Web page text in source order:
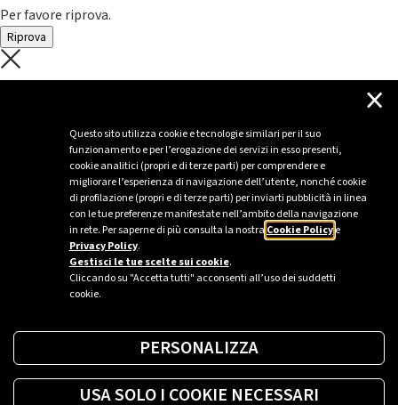
Questo sito utilizza cookie e tecnologie similari per il suo
funzionamento e per l’erogazione dei servizi in esso presenti,
cookie analitici (propri e di terze parti) per comprendere e
migliorare l’esperienza di navigazione dell’utente, nonché cookie
di profilazione (propri e di terze parti) per inviarti pubblicità in linea
con le tue preferenze manifestate nell’ambito della navigazione
in rete. Per saperne di più consulta la nostra Cookie Policye
Privacy Policy.
Gestisci le tue scelte sui cookie.
Cliccando su "Accetta tutti" acconsenti all’uso dei suddetti
cookie.
×
PERSONALIZZA
USA SOLO I COOKIE NECESSARI
Per favore riprova.
Riprova
C'è un problema con il recupero dei
Per favore riprova piú tardi
Sei un’azienda o una PA?
Trova la soluzione più giusta per te.
Richiedi una colonnina